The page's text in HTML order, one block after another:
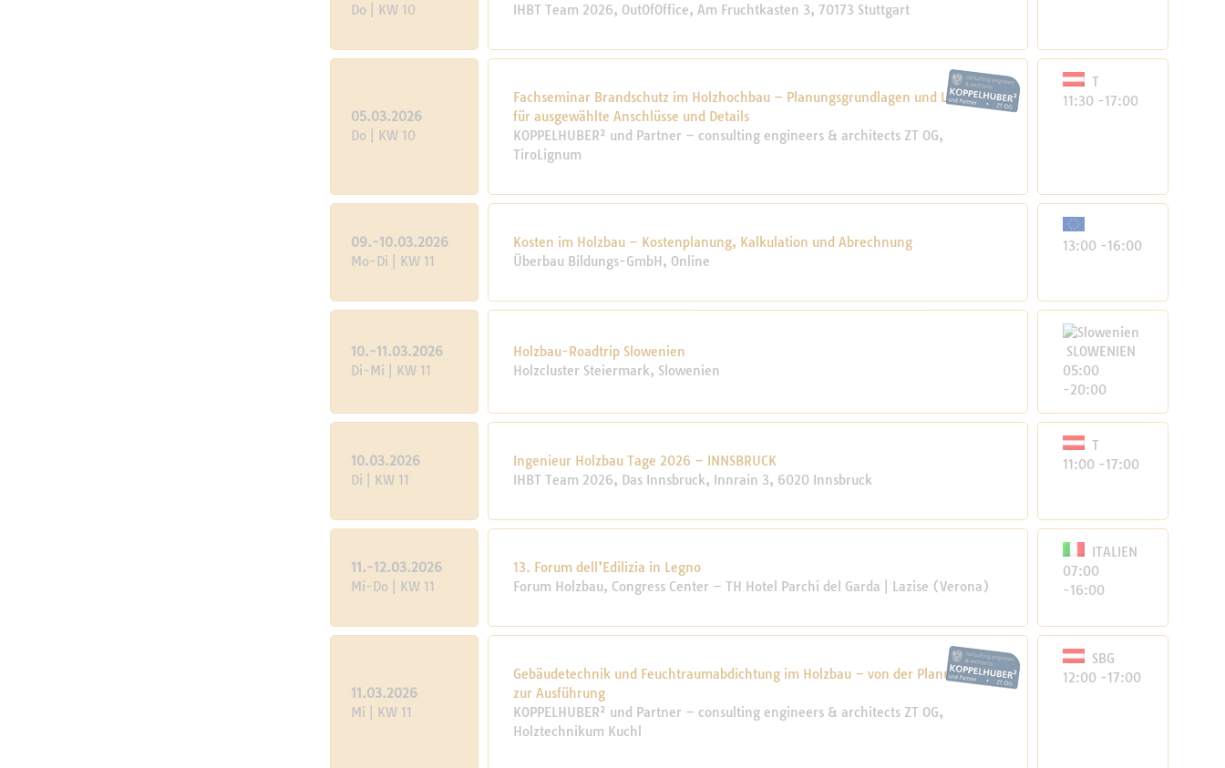
Do | KW 10
IHBT Team 2026, OutOfOffice, Am Fruchtkasten 3, 70173 Stuttgart
05.03.2026
Do | KW 10
Fachseminar Brandschutz im Holzhochbau – Planungsgrundlagen und Lösungen
für ausgewählte Anschlüsse und Details
KOPPELHUBER² und Partner – consulting engineers & architects ZT OG,
TiroLignum
T
11:30 -17:00
09.-10.03.2026
Mo-Di | KW 11
Kosten im Holzbau – Kostenplanung, Kalkulation und Abrechnung
Überbau Bildungs-GmbH, Online
13:00 -16:00
10.-11.03.2026
Di-Mi | KW 11
Holzbau-Roadtrip Slowenien
Holzcluster Steiermark, Slowenien
SLOWENIEN
05:00
-20:00
10.03.2026
Di | KW 11
Ingenieur Holzbau Tage 2026 – INNSBRUCK
IHBT Team 2026, Das Innsbruck, Innrain 3, 6020 Innsbruck
T
11:00 -17:00
11.-12.03.2026
Mi-Do | KW 11
13. Forum dell’Edilizia in Legno
Forum Holzbau, Congress Center – TH Hotel Parchi del Garda | Lazise (Verona)
ITALIEN
07:00
-16:00
11.03.2026
Mi | KW 11
Gebäudetechnik und Feuchtraumabdichtung im Holzbau – von der Planung bis
zur Ausführung
KOPPELHUBER² und Partner – consulting engineers & architects ZT OG,
Holztechnikum Kuchl
SBG
12:00 -17:00